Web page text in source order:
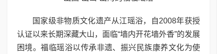
国家级非物质文化遗产从江瑶浴，自2008年获授
认证以来长期深藏大山，面临“墙内开花墙外香”的发展
困境。福临瑶浴以传承非遗、振兴民族康养文化为使